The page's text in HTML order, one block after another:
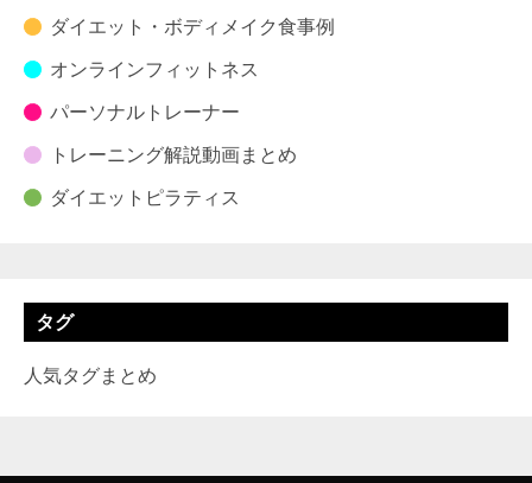
ダイエット・ボディメイク食事例
オンラインフィットネス
パーソナルトレーナー
トレーニング解説動画まとめ
ダイエットピラティス
タグ
人気タグまとめ